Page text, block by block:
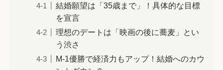
結婚願望は「35歳まで」！具体的な目標
を宣言
理想のデートは「映画の後に蕎麦」とい
う渋さ
M-1優勝で経済力もアップ！結婚へのカウ